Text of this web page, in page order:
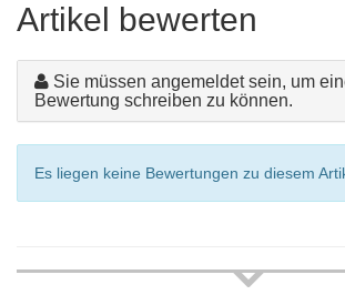
Artikel bewerten
Sie müssen angemeldet sein, um
Bewertung schreiben zu können.
Es liegen keine Bewertungen zu diesem